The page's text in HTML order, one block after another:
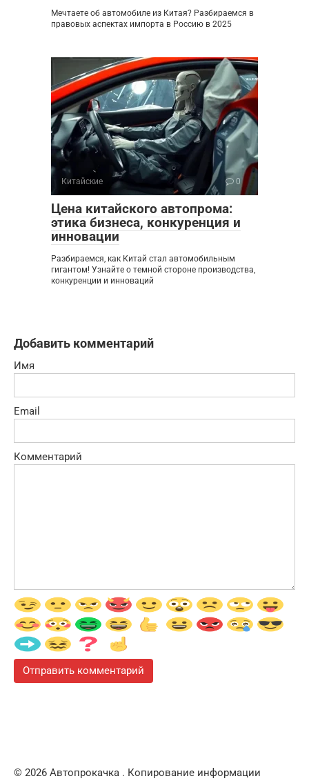
Мечтаете об автомобиле из Китая? Разбираемся в
правовых аспектах импорта в Россию в 2025
Китайские 0
Цена китайского автопрома:
этика бизнеса, конкуренция и
инновации
Разбираемся, как Китай стал автомобильным
гигантом! Узнайте о темной стороне производства,
конкуренции и инноваций
Добавить комментарий
Имя
Email
Комментарий
© 2026 Автопрокачка . Копирование информации